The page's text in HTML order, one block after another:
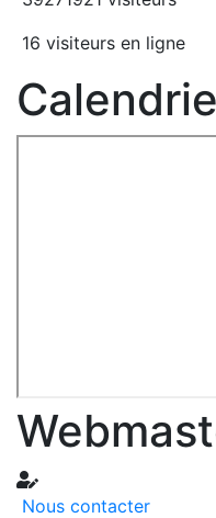
16 visiteurs en ligne
Nous contacter